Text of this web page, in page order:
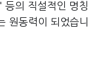
등의 직설적인 명칭
원동력이 되었습니